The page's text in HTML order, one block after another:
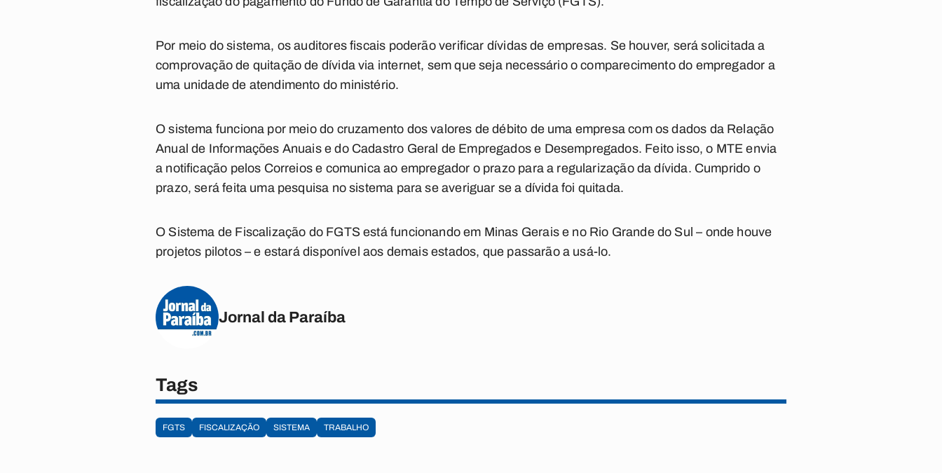
Por meio do sistema, os auditores fiscais poderão verificar dívidas de empresas. Se houver, será solicitada a
comprovação de quitação de dívida via internet, sem que seja necessário o comparecimento do empregador a
uma unidade de atendimento do ministério.
O sistema funciona por meio do cruzamento dos valores de débito de uma empresa com os dados da Relação
Anual de Informações Anuais e do Cadastro Geral de Empregados e Desempregados. Feito isso, o MTE envia
a notificação pelos Correios e comunica ao empregador o prazo para a regularização da dívida. Cumprido o
prazo, será feita uma pesquisa no sistema para se averiguar se a dívida foi quitada.
O Sistema de Fiscalização do FGTS está funcionando em Minas Gerais e no Rio Grande do Sul – onde houve
projetos pilotos – e estará disponível aos demais estados, que passarão a usá-lo.
Jornal da Paraíba
Tags
FGTS FISCALIZAÇÃO SISTEMA TRABALHO